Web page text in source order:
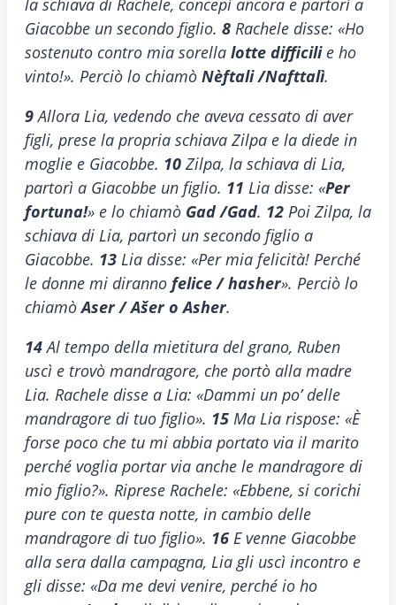
la schiava di Rachele, concepì ancora e partorì a
Giacobbe un secondo figlio. 8 Rachele disse: «Ho
sostenuto contro mia sorella lotte difficilie ho
vinto!». Perciò lo chiamò Nèftali /Nafttalì.
9Allora Lia, vedendo che aveva cessato di aver
figli, prese la propria schiava Zilpa e la diede in
moglie e Giacobbe. 10 Zilpa, la schiava di Lia,
partorì a Giacobbe un figlio. 11 Lia disse: «Per
fortuna!» e lo chiamò Gad /Gad. 12 Poi Zilpa, la
schiava di Lia, partorì un secondo figlio a
Giacobbe. 13 Lia disse: «Per mia felicità! Perché
le donne mi diranno felice / hasher». Perciò lo
chiamòAser / Ašer o Asher.
14Al tempo della mietitura del grano, Ruben
uscì e trovò mandragore, che portò alla madre
Lia. Rachele disse a Lia: «Dammi un po’ delle
mandragore di tuo figlio». 15 Ma Lia rispose: «È
forse poco che tu mi abbia portato via il marito
perché voglia portar via anche le mandragore di
mio figlio?». Riprese Rachele: «Ebbene, si corichi
pure con te questa notte, in cambio delle
mandragore di tuo figlio». 16 E venne Giacobbe
alla sera dalla campagna, Lia gli uscì incontro e
gli disse: «Da me devi venire, perché io ho